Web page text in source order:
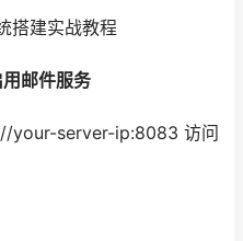
搭建实战教程
邮件服务
your-server-ip:8083 访问